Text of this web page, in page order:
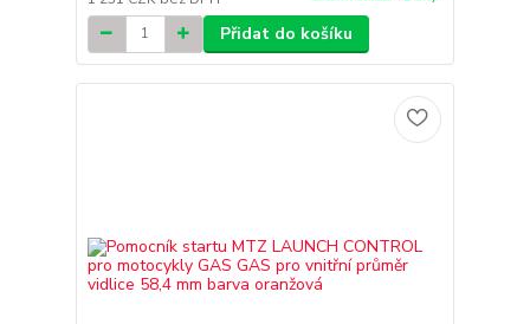
Přidat do košíku